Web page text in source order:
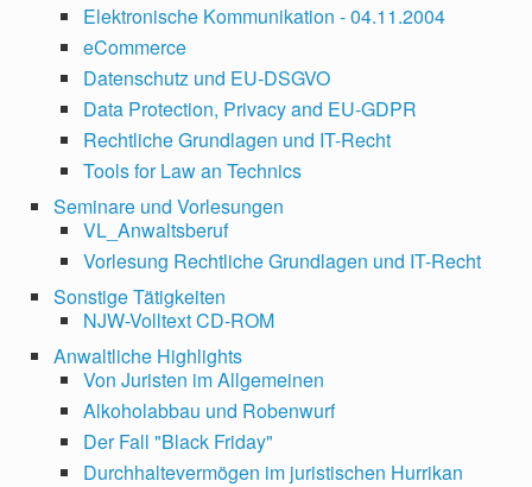
Elektronische Kommunikation - 04.11.2004
eCommerce
Datenschutz und EU-DSGVO
Data Protection, Privacy and EU-GDPR
Rechtliche Grundlagen und IT-Recht
Tools for Law an Technics
Seminare und Vorlesungen
VL_Anwaltsberuf
Vorlesung Rechtliche Grundlagen und IT-Recht
Sonstige Tätigkeiten
NJW-Volltext CD-ROM
Anwaltliche Highlights
Von Juristen im Allgemeinen
Alkoholabbau und Robenwurf
Der Fall "Black Friday"
Durchhaltevermögen im juristischen Hurrikan